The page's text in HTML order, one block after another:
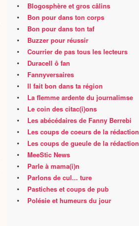
• Blogosphère et gros câlins
• Bon pour dans ton corps
• Bon pour dans ton taf
• Buzzer pour réussir
• Courrier de pas tous les lecteurs
• Duracell ô fan
• Fannyversaires
• Il fait bon dans ta région
• La flemme ardente du journalimse
• Le coin des citac(i)ons
• Les abécédaires de Fanny Berrebi
• Les coups de coeurs de la rédaction
• Les coups de gueule de la rédaction
• MeeStic News
• Parle à mama(i)n
• Parlons de cul... ture
• Pastiches et coups de pub
• Polésie et humeurs du jour